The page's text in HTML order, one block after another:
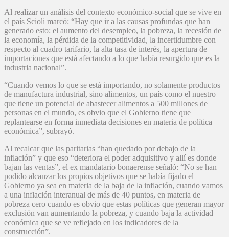
Al realizar un análisis del contexto económico-social que se vive en
el país Scioli marcó: “Hay que ir a las causas profundas que han
generado esto: el aumento del desempleo, la pobreza, la recesión de
la economía, la pérdida de la competitividad, la incertidumbre con
respecto al cuadro tarifario, la alta tasa de interés, la apertura de
importaciones que está afectando a lo que había resurgido que es la
industria nacional”.
“Cuando vemos lo que se está importando, no solamente productos
de manufactura industrial, sino alimentos, un país como el nuestro
que tiene un potencial de abastecer alimentos a 500 millones de
personas en el mundo, es obvio que el Gobierno tiene que
replantearse en forma inmediata decisiones en materia de política
económica”, subrayó.
Al recalcar que las paritarias “han quedado por debajo de la
inflación” y que eso “deteriora el poder adquisitivo y allí es donde
bajan las ventas”, el ex mandatario bonaerense señaló: “No se han
podido alcanzar los propios objetivos que se había fijado el
Gobierno ya sea en materia de la baja de la inflación, cuando vamos
a una inflación interanual de más de 40 puntos, en materia de
pobreza cero cuando es obvio que estas políticas que generan mayor
exclusión van aumentando la pobreza, y cuando baja la actividad
económica que se ve reflejado en los indicadores de la
construcción”.